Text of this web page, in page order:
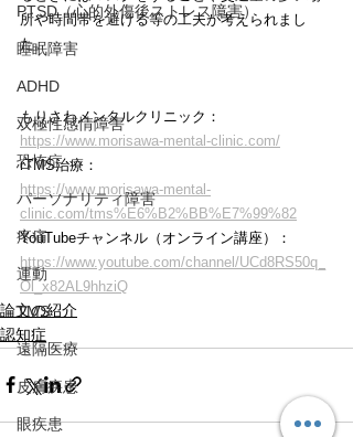
PTSD（心的外傷後ストレス障害）
睡眠障害
ADHD
双極性感情障害
恐怖症
パーソナリティ障害
疼痛
運動
TMS
遠隔医療
皮膚疾患
眼疾患
所や時間帯を避ける等の工夫が考えられまし
た。
もりさわメンタルクリニック：
https://www.morisawa-mental-clinic.com/
rTMS治療：
https://www.morisawa-mental-
clinic.com/tms%E6%B2%BB%E7%99%82
YouTubeチャンネル（オンライン講座）：
https://www.youtube.com/channel/UCd8RS50q_
Ol_x82AL9hhziQ
論文の紹介
認知症